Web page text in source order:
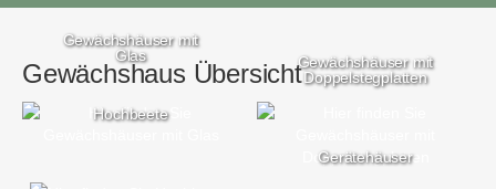
Gewächshaus Übersicht
Gewächshäuser mit
Glas
Hochbeete
Gewächshäuser mit
Doppelstegplatten
Gerätehäuser